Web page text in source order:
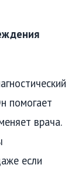
помогает
врача.
если